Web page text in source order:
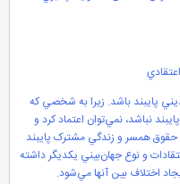
پايبند باشد. زيرا به شخصي که
نباشد، نمي‌توان اعتماد کرد و
همسر و زندگي مشترک پايبند
و نوع جهان‌بيني يکديگر داشته
اختلاف بين آنها مي‌شود.